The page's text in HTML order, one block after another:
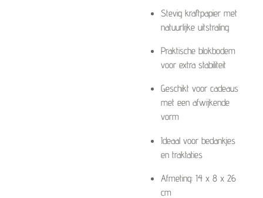
Stevig kraftpapier met
natuurlijke uitstraling
Praktische blokbodem
voor extra stabiliteit
Geschikt voor cadeaus
met een afwijkende
vorm
Ideaal voor bedankjes
en traktaties
Afmeting: 14 x 8 x 26
cm